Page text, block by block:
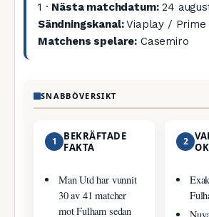
1 · Nästa matchdatum:24
Sändningskanal:Viaplay / Prime
Matchens spelare: Casemiro
SNABBÖVERSIKT
1
BEKRÄFTADE
FAKTA
Man Utd har vunnit
30 av 41 matcher
mot Fulham sedan
2